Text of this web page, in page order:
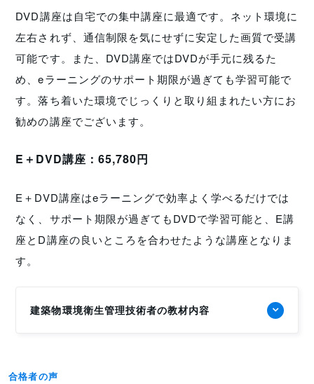
DVD講座は自宅での集中講座に最適です。ネット環境に
左右されず、通信制限を気にせずに安定した画質で受講
可能です。また、DVD講座ではDVDが手元に残るた
め、eラーニングのサポート期限が過ぎても学習可能で
す。落ち着いた環境でじっくりと取り組まれたい方にお
勧めの講座でございます。
E＋DVD講座：65,780円
E＋DVD講座はeラーニングで効率よく学べるだけでは
なく、サポート期限が過ぎてもDVDで学習可能と、E講
座とD講座の良いところを合わせたような講座となりま
す。
建築物環境衛生管理技術者の教材内容
合格者の声